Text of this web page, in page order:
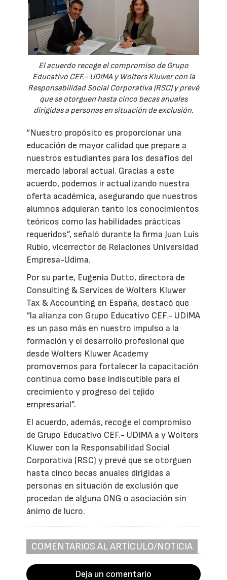
El acuerdo recoge el compromiso de Grupo
Educativo CEF.- UDIMA y Wolters Kluwer con la
Responsabilidad Social Corporativa (RSC) y prevé
que se otorguen hasta cinco becas anuales
dirigidas a personas en situación de exclusión.
“Nuestro propósito es proporcionar una
educación de mayor calidad que prepare a
nuestros estudiantes para los desafíos del
mercado laboral actual. Gracias a este
acuerdo, podemos ir actualizando nuestra
oferta académica, asegurando que nuestros
alumnos adquieran tanto los conocimientos
teóricos como las habilidades prácticas
requeridos”, señaló durante la firma Juan Luis
Rubio, vicerrector de Relaciones Universidad
Empresa-Udima.
Por su parte, Eugenia Dutto, directora de
Consulting & Services de Wolters Kluwer
Tax & Accounting en España, destacó que
“la alianza con Grupo Educativo CEF.- UDIMA
es un paso más en nuestro impulso a la
formación y el desarrollo profesional que
desde Wolters Kluwer Academy
promovemos para fortalecer la capacitación
continua como base indiscutible para el
crecimiento y progreso del tejido
empresarial”.
El acuerdo, además, recoge el compromiso
de Grupo Educativo CEF.- UDIMA a y Wolters
Kluwer con la Responsabilidad Social
Corporativa (RSC) y prevé que se otorguen
hasta cinco becas anuales dirigidas a
personas en situación de exclusión que
procedan de alguna ONG o asociación sin
ánimo de lucro.
COMENTARIOS AL ARTÍCULO/NOTICIA
Deja un comentario